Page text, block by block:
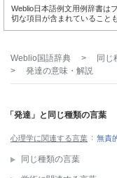
Weblio日本語例文用例辞書は
切な項目が含まれていること
Weblio国語辞典 > 同じ
>
発達の意味・解説
「発達」と同じ種類の言葉
心理学に関連する言葉 無責
同じ種類の言葉